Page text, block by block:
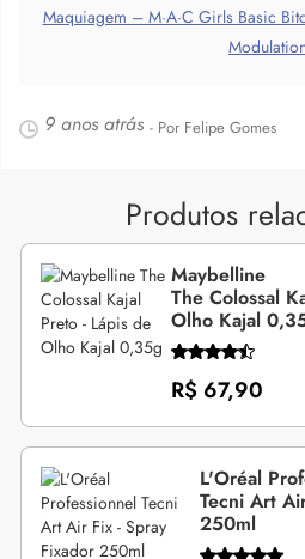
Maquiagem – M·A·C Girls Basic
9 anos atrás - Por Felipe Gomes
Produtos
Maybelline
The Colossal
Olho Kajal
R$ 67,90
L'Oréal
Tecni Art
250ml